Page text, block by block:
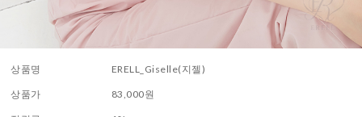
상품명 ERELL_Giselle(지젤)
상품가 83,000원